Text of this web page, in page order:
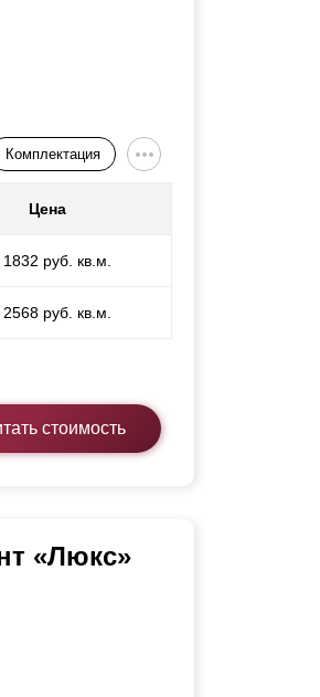
Комплектация
Цена
1832 руб. кв.м.
2568 руб. кв.м.
стоимость
«Люкс»